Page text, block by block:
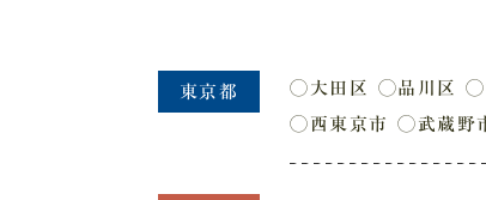
東京都 ◯大田区 ◯品川区 ◯
◯西東京市
◯武蔵野